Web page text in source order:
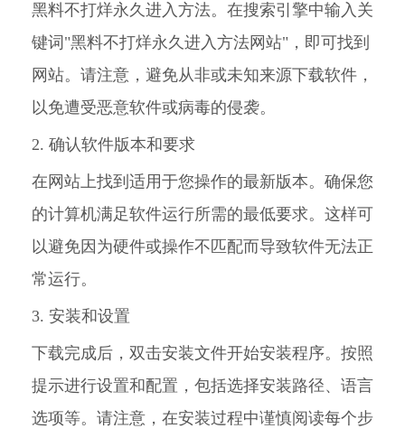
黑料不打烊永久进入方法。在搜索引擎中输入关
键词"黑料不打烊永久进入方法网站"，即可找到
网站。请注意，避免从非或未知来源下载软件，
以免遭受恶意软件或病毒的侵袭。
2. 确认软件版本和要求
在网站上找到适用于您操作的最新版本。确保您
的计算机满足软件运行所需的最低要求。这样可
以避免因为硬件或操作不匹配而导致软件无法正
常运行。
3. 安装和设置
下载完成后，双击安装文件开始安装程序。按照
提示进行设置和配置，包括选择安装路径、语言
选项等。请注意，在安装过程中谨慎阅读每个步